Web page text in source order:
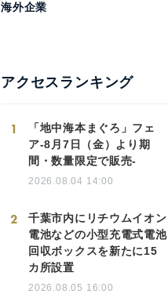
海外企業
アクセスランキング
1
「地中海本まぐろ」フェ
ア-8月7日（金）より期
間・数量限定で販売-
2026.08.04 14:00
2
千葉市内にリチウムイオン
電池などの小型充電式電池
回収ボックスを新たに15
カ所設置
2026.08.05 16:00